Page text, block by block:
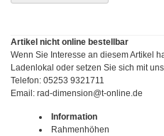
Artikel nicht online bestellbar
Wenn Sie Interesse an diesem Artikel
Ladenlokal oder setzen Sie sich mit
Telefon: 05253 9321711
Email: rad-dimension@t-online.de
Information
Rahmenhöhen